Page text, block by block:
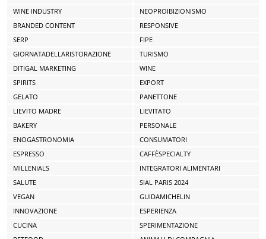
WINE INDUSTRY
NEOPROIBIZIONISMO
BRANDED CONTENT
RESPONSIVE
SERP
FIPE
GIORNATADELLARISTORAZIONE
TURISMO
DITIGAL MARKETING
WINE
SPIRITS
EXPORT
GELATO
PANETTONE
LIEVITO MADRE
LIEVITATO
BAKERY
PERSONALE
ENOGASTRONOMIA
CONSUMATORI
ESPRESSO
CAFFÈSPECIALTY
MILLENIALS
INTEGRATORI ALIMENTARI
SALUTE
SIAL PARIS 2024
VEGAN
GUIDAMICHELIN
INNOVAZIONE
ESPERIENZA
CUCINA
SPERIMENTAZIONE